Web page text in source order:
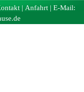
| Anfahrt | E-Mail: